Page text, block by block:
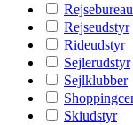
Rejseudstyr
Rideudstyr
Sejlerudstyr
Sejlklubber
Skiudstyr